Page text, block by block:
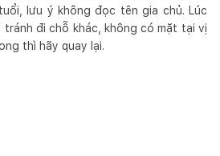
lưu ý không đọc tên gia chủ. Lúc
tránh đi chỗ khác, không có mặt tại vị
thì hãy quay lại.